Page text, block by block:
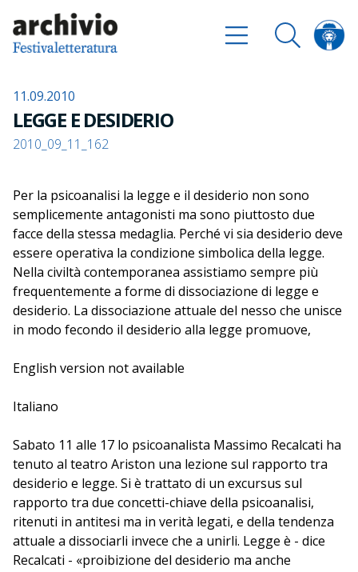
11.09.2010
LEGGE E DESIDERIO
2010_09_11_162
Per la psicoanalisi la legge e il desiderio non sono
semplicemente antagonisti ma sono piuttosto due
facce della stessa medaglia. Perché vi sia desiderio deve
essere operativa la condizione simbolica della legge.
Nella civiltà contemporanea assistiamo sempre più
frequentemente a forme di dissociazione di legge e
desiderio. La dissociazione attuale del nesso che unisce
in modo fecondo il desiderio alla legge promuove,
limiti. Massimo Recalcati, psicoanalista di scuola
spiega come l'apatia frivola, l'iperattività ludica del
liberazione del desiderio, ma evidenzino piuttosto una
difficoltà crescente a desiderare.
English version not available
Italiano
Sabato 11 alle 17 lo psicoanalista Massimo Recalcati ha
tenuto al teatro Ariston una lezione sul rapporto tra
desiderio e legge. Si è trattato di un excursus sul
rapporto tra due concetti-chiave della psicoanalisi,
ritenuti in antitesi ma in verità legati, e della tendenza
attuale a dissociarli invece che a unirli. Legge è - dice
Recalcati - «proibizione del desiderio ma anche